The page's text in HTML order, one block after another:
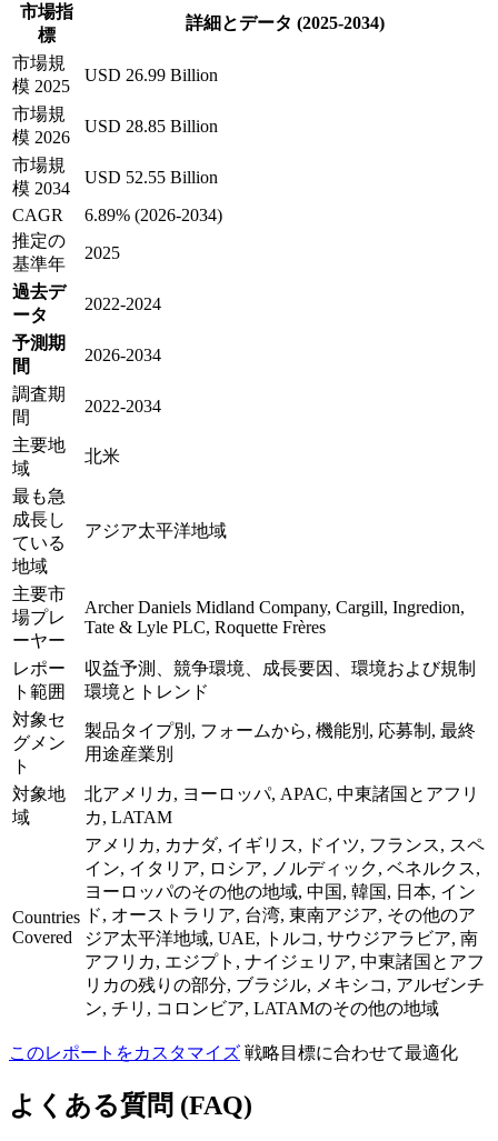
市場指
標
詳細とデータ (2025-2034)
市場規
模 2025
USD 26.99 Billion
市場規
模 2026
USD 28.85 Billion
市場規
模 2034
USD 52.55 Billion
CAGR
6.89% (2026-2034)
推定の
基準年
2025
過去デ
ータ
2022-2024
予測期
間
2026-2034
調査期
間
2022-2034
主要地
域
北米
最も急
成長し
ている
地域
アジア太平洋地域
主要市
場プレ
ーヤー
Archer Daniels Midland Company, Cargill, Ingredion,
Tate & Lyle PLC, Roquette Frères
レポー
ト範囲
収益予測、競争環境、成長要因、環境および規制
環境とトレンド
対象セ
グメン
ト
製品タイプ別, フォームから, 機能別, 応募制, 最終
用途産業別
対象地
域
北アメリカ, ヨーロッパ, APAC, 中東諸国とアフリ
カ, LATAM
Countries
Covered
アメリカ, カナダ, イギリス, ドイツ, フランス, スペ
イン, イタリア, ロシア, ノルディック, ベネルクス,
ヨーロッパのその他の地域, 中国, 韓国, 日本, イン
ド, オーストラリア, 台湾, 東南アジア, その他のア
ジア太平洋地域, UAE, トルコ, サウジアラビア, 南
アフリカ, エジプト, ナイジェリア, 中東諸国とアフ
リカの残りの部分, ブラジル, メキシコ, アルゼンチ
ン, チリ, コロンビア, LATAMのその他の地域
このレポートをカスタマイズ 戦略目標に合わせて最適化
よくある質問 (FAQ)